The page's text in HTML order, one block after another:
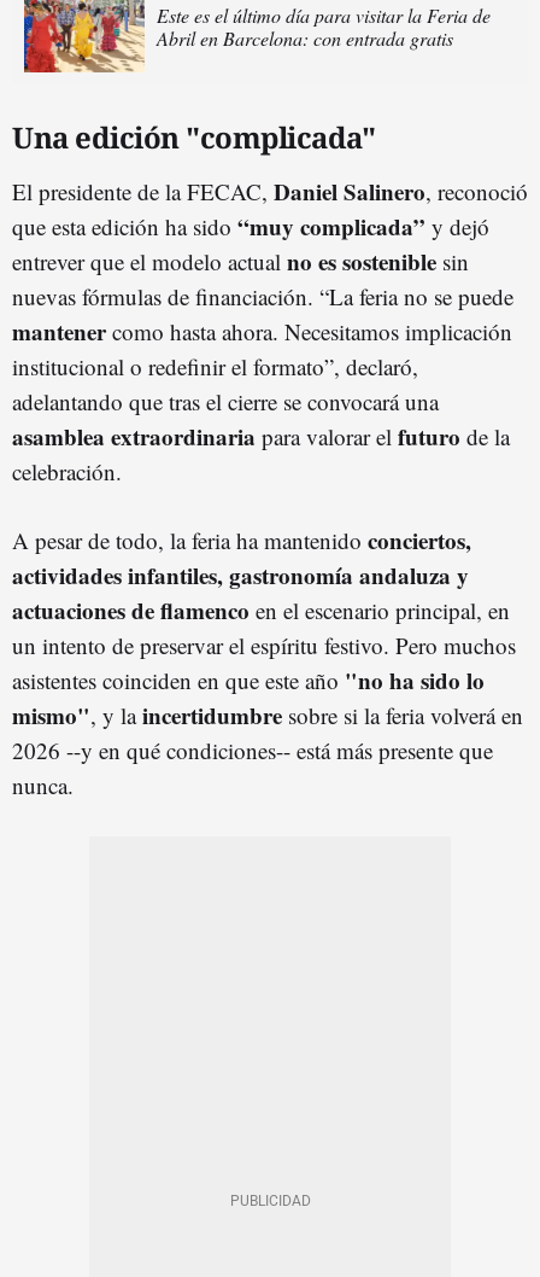
Este es el último día para visitar la Feria de
Abril en Barcelona: con entrada gratis
Una edición "complicada"
El presidente de la FECAC, Daniel Salinero, reconoció
que esta edición ha sido “muy complicada” y dejó
entrever que el modelo actual no es sostenible sin
nuevas fórmulas de financiación. “La feria no se puede
mantenercomo hasta ahora. Necesitamos implicación
institucional o redefinir el formato”, declaró,
adelantando que tras el cierre se convocará una
asamblea extraordinaria para valorar el futuro de la
celebración.
A pesar de todo, la feria ha mantenido conciertos,
actividades infantiles, gastronomía andaluza y
actuaciones de flamenco en el escenario principal, en
un intento de preservar el espíritu festivo. Pero muchos
asistentes coinciden en que este año "no ha sido lo
mismo", y laincertidumbre sobre si la feria volverá en
2026 --y en qué condiciones-- está más presente que
nunca.